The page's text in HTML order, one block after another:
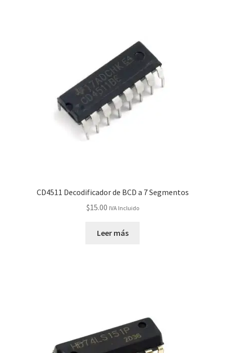
CD4511 Decodificador de BCD a 7 Segmentos
$15.00 IVA Incluido
Leer más